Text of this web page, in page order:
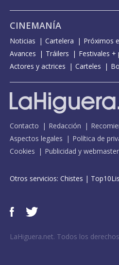
CINEMANÍA
Noticias Cartelera Próximos
Avances
Tráilers
Festivales +
Actores y actrices
Carteles
Contacto Redacción
Aspectos legales
Política de
Cookies
Publicidad y
Otros servicios: Chistes |
LaHiguera.net. Todos los